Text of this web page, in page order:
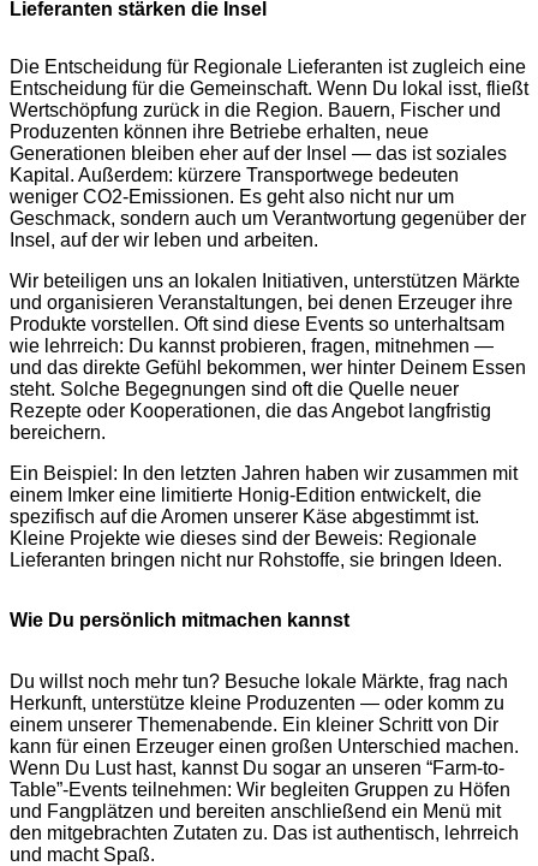
Lieferanten stärken die Insel
Die Entscheidung für Regionale Lieferanten ist zugleich eine
Entscheidung für die Gemeinschaft. Wenn Du lokal isst, fließt
Wertschöpfung zurück in die Region. Bauern, Fischer und
Produzenten können ihre Betriebe erhalten, neue
Generationen bleiben eher auf der Insel — das ist soziales
Kapital. Außerdem: kürzere Transportwege bedeuten
weniger CO2-Emissionen. Es geht also nicht nur um
Geschmack, sondern auch um Verantwortung gegenüber der
Insel, auf der wir leben und arbeiten.
Wir beteiligen uns an lokalen Initiativen, unterstützen Märkte
und organisieren Veranstaltungen, bei denen Erzeuger ihre
Produkte vorstellen. Oft sind diese Events so unterhaltsam
wie lehrreich: Du kannst probieren, fragen, mitnehmen —
und das direkte Gefühl bekommen, wer hinter Deinem Essen
steht. Solche Begegnungen sind oft die Quelle neuer
Rezepte oder Kooperationen, die das Angebot langfristig
bereichern.
Ein Beispiel: In den letzten Jahren haben wir zusammen mit
einem Imker eine limitierte Honig-Edition entwickelt, die
spezifisch auf die Aromen unserer Käse abgestimmt ist.
Kleine Projekte wie dieses sind der Beweis: Regionale
Lieferanten bringen nicht nur Rohstoffe, sie bringen Ideen.
Wie Du persönlich mitmachen kannst
Du willst noch mehr tun? Besuche lokale Märkte, frag nach
Herkunft, unterstütze kleine Produzenten — oder komm zu
einem unserer Themenabende. Ein kleiner Schritt von Dir
kann für einen Erzeuger einen großen Unterschied machen.
Wenn Du Lust hast, kannst Du sogar an unseren “Farm-to-
Table”-Events teilnehmen: Wir begleiten Gruppen zu Höfen
und Fangplätzen und bereiten anschließend ein Menü mit
den mitgebrachten Zutaten zu. Das ist authentisch, lehrreich
und macht Spaß.